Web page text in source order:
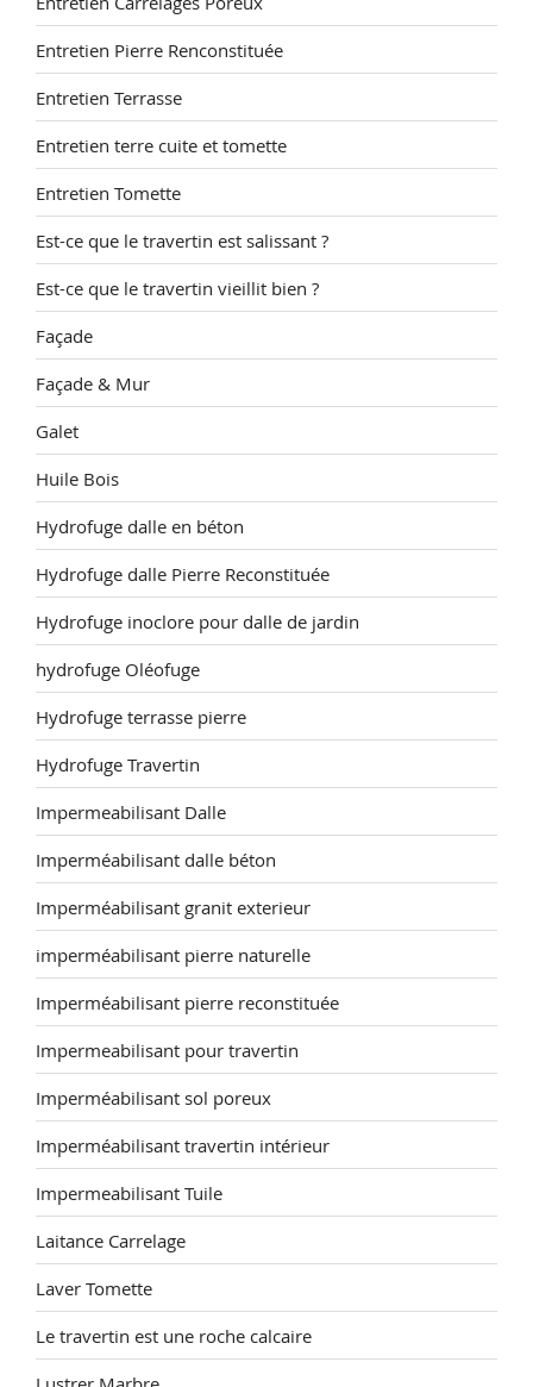
Entretien Pierre Renconstituée
Entretien Terrasse
Entretien terre cuite et tomette
Entretien Tomette
Est-ce que le travertin est salissant ?
Est-ce que le travertin vieillit bien ?
Façade
Façade & Mur
Galet
Huile Bois
Hydrofuge dalle en béton
Hydrofuge dalle Pierre Reconstituée
Hydrofuge inoclore pour dalle de jardin
hydrofuge Oléofuge
Hydrofuge terrasse pierre
Hydrofuge Travertin
Impermeabilisant Dalle
Imperméabilisant dalle béton
Imperméabilisant granit exterieur
imperméabilisant pierre naturelle
Imperméabilisant pierre reconstituée
Impermeabilisant pour travertin
Imperméabilisant sol poreux
Imperméabilisant travertin intérieur
Impermeabilisant Tuile
Laitance Carrelage
Laver Tomette
Le travertin est une roche calcaire